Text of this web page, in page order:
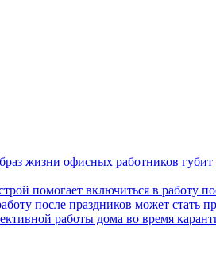
жизни офисных работников губит
помогает включиться в работу
после праздников может стать
работы дома во время